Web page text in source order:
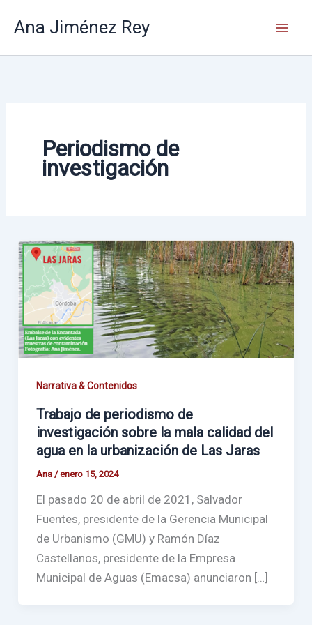
Ana Jiménez Rey
Periodismo de
investigación
Narrativa & Contenidos
Trabajo de periodismo de
investigación sobre la mala calidad del
agua en la urbanización de Las Jaras
Ana /enero 15, 2024
El pasado 20 de abril de 2021, Salvador
Fuentes, presidente de la Gerencia Municipal
de Urbanismo (GMU) y Ramón Díaz
Castellanos, presidente de la Empresa
Municipal de Aguas (Emacsa) anunciaron […]